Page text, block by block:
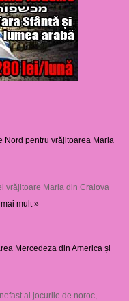
Nord pentru vrăjitoarea Maria
vrăjitoare Maria din Craiova
mult »
Mercedeza din America și
al jocurile de noroc,